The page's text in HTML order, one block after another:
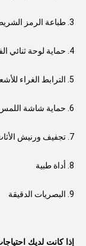
3. طباعة الرمز الشريطي
4. حماية لوحة ثنائي الفينيل متعدد الكلور
5. الترابط الغراء للأشعة فوق البنفسجية عدسة
6. حماية شاشة اللمس
7. تجفيف ورنيش الأثاث
8. أداة طبية
9. البصريات الدقيقة